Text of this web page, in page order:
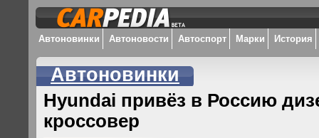
Автоновинки Автоновости Автоспорт Марки История
Автоновинки
Hyundai привёз в Россию
кроссовер